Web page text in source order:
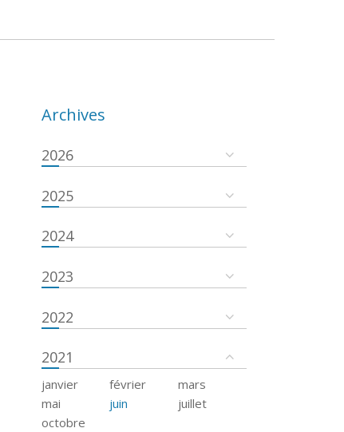
Archives
2026
2025
2024
2023
2022
2021
janvier février
mars
mai
juin
juillet
octobre